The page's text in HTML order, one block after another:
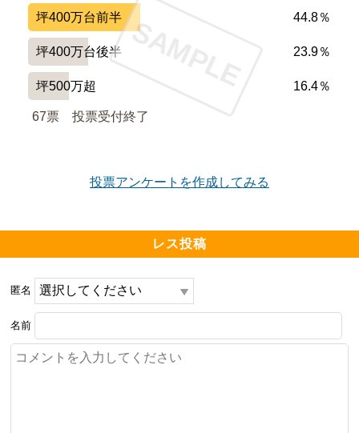
坪400万台前半 44.8％
坪400万台後半 23.9％
坪500万超 16.4％
67票 投票受付終了
SAMPLE
投票アンケートを作成してみる
レス投稿
匿名
名前